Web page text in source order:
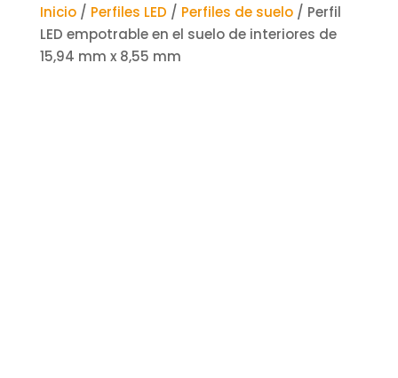
Inicio/ Perfiles LED / Perfiles de suelo/ Perfil
LED empotrable en el suelo de interiores de
15,94 mm x 8,55 mm